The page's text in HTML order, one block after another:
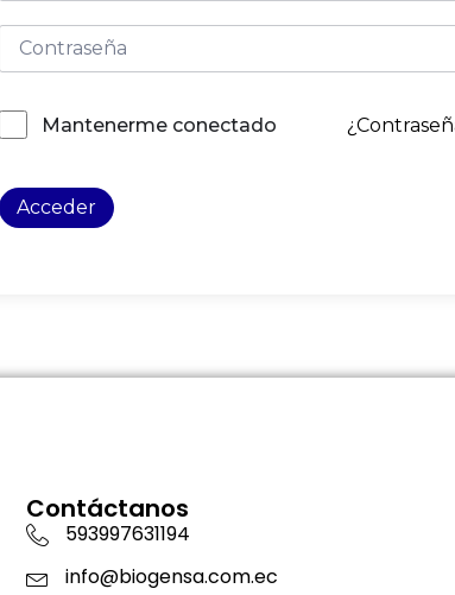
Mantenerme conectado
Acceder
Contáctanos
593997631194
info@biogensa.com.ec